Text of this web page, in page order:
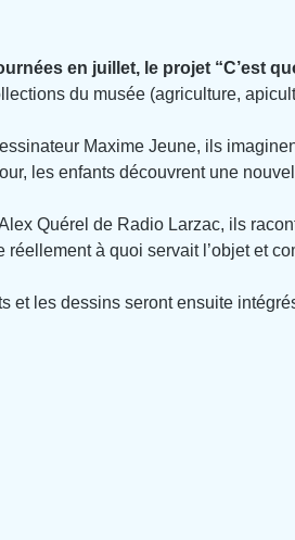
en juillet, le projet “C’est
du musée (agriculture,
Maxime Jeune, ils
les enfants découvrent une
Alex Quérel de Radio Larzac, ils
réellement à quoi servait l’objet et
et les dessins seront ensuite